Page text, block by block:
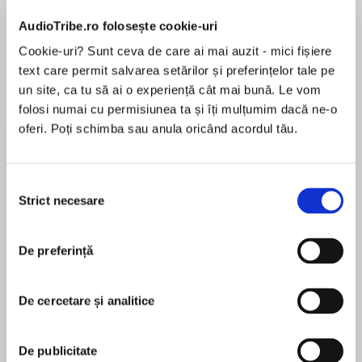
AudioTribe.ro folosește cookie-uri
Cookie-uri? Sunt ceva de care ai mai auzit - mici fișiere
text care permit salvarea setărilor și preferințelor tale pe
un site, ca tu să ai o experiență cât mai bună. Le vom
folosi numai cu permisiunea ta și îți mulțumim dacă ne-o
oferi. Poți schimba sau anula oricând acordul tău.
consimțământului
Strict necesare
De preferință
De cercetare și analitice
De publicitate
Desprecarte
Each ring of the doorbell brings more friends to
share the delicious cookies Ma has made in this
beloved classic.
and cookies can also be used to introduce basic
math concepts to young children. "Refreshing,
enjoyable, and unpredictable."—School Library
Journal
Pat Hutchins is the celebrated creator of
numerous award-winning books for children,
the Bacon! The Doorbell Rang was named a
MAI MULT
În acest moment nu există recenzii
Pat Hutchins, one of seven children, was born in
countryside, which she still loves. At a very early